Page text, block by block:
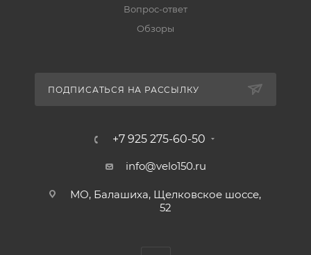
Вопрос-ответ
Обзоры
ПОДПИСАТЬСЯ НА РАССЫЛКУ
+7 925 275-60-50
info@velo150.ru
МО, Балашиха, Щелковское шоссе,
52